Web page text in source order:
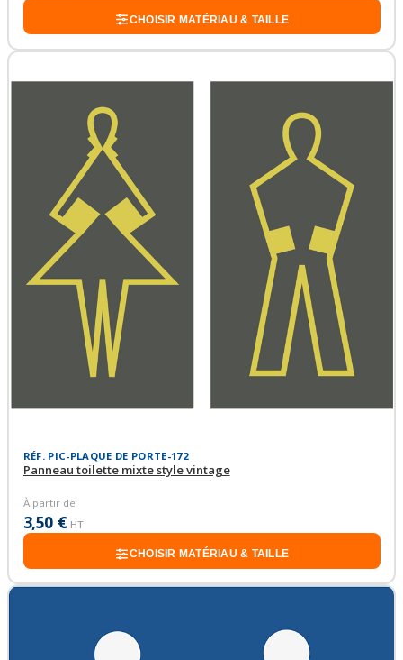
CHOISIR MATÉRIAU & TAILLE
RÉF. PIC-PLAQUE DE PORTE-172
Panneau toilette mixte style vintage
À partir de
3,50 € HT
CHOISIR MATÉRIAU & TAILLE